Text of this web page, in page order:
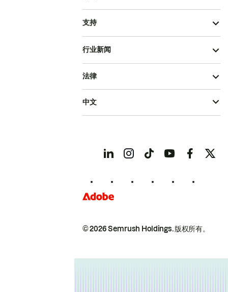
支持
行业新闻
© 2026 Semrush Holdings.版权所有。
法律
中文